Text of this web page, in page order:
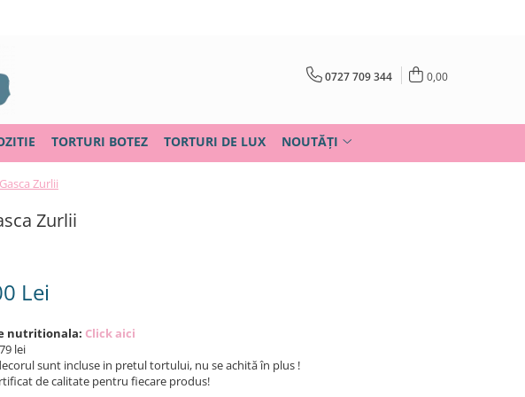
0727 709 344 0,00
TORTURI BOTEZ TORTURI DE LUX NOUTĂȚI
Zurlii
Zurlii
Lei
nutritionala: Click aici
lei
sunt incluse in pretul tortului, nu se achită în plus !
de calitate pentru fiecare produs!